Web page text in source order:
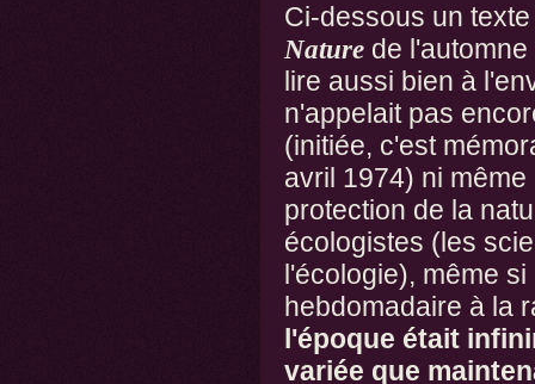
Ci-dessous un
Naturede l'automne
lire aussi bien à
n'appelait pas
(initiée, c'est
avril 1974) ni
protection de la
écologistes (les
l'écologie), même
hebdomadaire à la
l'époque était
variée que